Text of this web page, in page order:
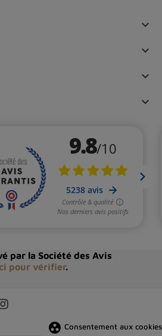




par la Société des Avis
pour vérifier.
group_work Consentement aux cookies